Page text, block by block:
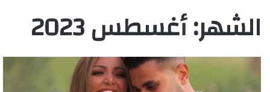
الشهر:أغسطس 2023